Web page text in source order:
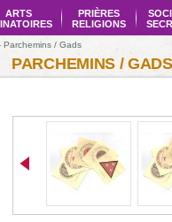
ARTS
PRIÈRES
RELIGIONS
Parchemins / Gads
PARCHEMINS / GADS